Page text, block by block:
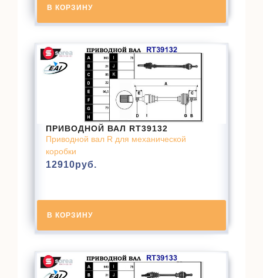
В КОРЗИНУ
ПРИВОДНОЙ ВАЛ RT39132
Приводной вал R для механической
коробки
12910руб.
В КОРЗИНУ